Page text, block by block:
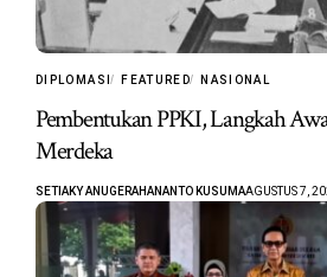
DIPLOMASI FEATURED NASIONAL
Pembentukan PPKI, Langkah
Merdeka
SETIAKY ANUGERAHANANTO KUSUMAAGUSTUS 7,